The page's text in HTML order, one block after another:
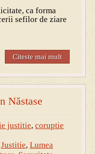
ca forma
sefilor de ziare
Citeste mai mult
Năstase
justitie, coruptie
Justitie, Lumea